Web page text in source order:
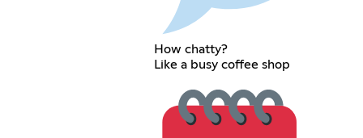
How chatty?
Like a busy coffee shop